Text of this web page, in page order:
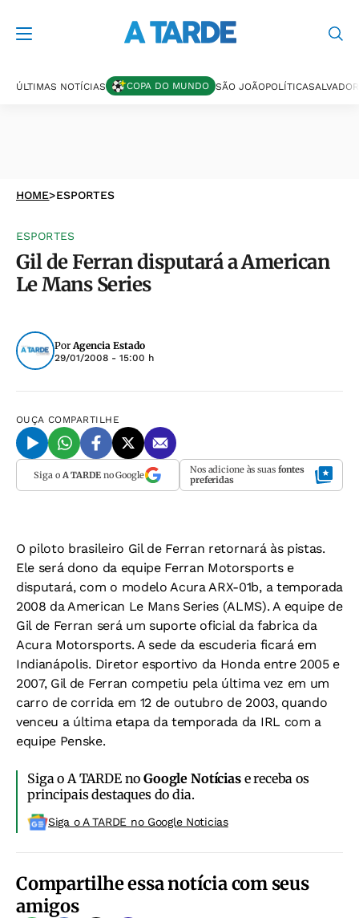
ÚLTIMAS NOTÍCIAS COPA DO MUNDO SÃO JOÃOPOLÍTICASALVADOR
HOME>ESPORTES
ESPORTES
Gil de Ferran disputará a American
Le Mans Series
PorAgencia Estado
29/01/2008 - 15:00 h
OUÇA COMPARTILHE
Siga o A TARDEno Google Nos adicione às suas fontes
preferidas
O piloto brasileiro Gil de Ferran retornará às pistas.
Ele será dono da equipe Ferran Motorsports e
disputará, com o modelo Acura ARX-01b, a temporada
2008 da American Le Mans Series (ALMS). A equipe de
Gil de Ferran será um suporte oficial da fabrica da
Acura Motorsports. A sede da escuderia ficará em
Indianápolis. Diretor esportivo da Honda entre 2005 e
2007, Gil de Ferran competiu pela última vez em um
carro de corrida em 12 de outubro de 2003, quando
venceu a última etapa da temporada da IRL com a
equipe Penske.
Siga o A TARDE noGoogle Notíciase receba os
principais destaques do dia.
Siga o A TARDE no Google Noticias
Compartilhe essa notícia com seus
amigos